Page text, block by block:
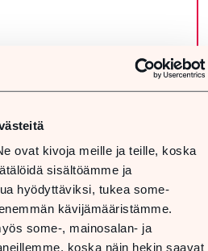
ovat kivoja meille ja teille, koska
sisältöämme ja
hyödyttäviksi, tukea some-
kävijämääristämme.
some-, mainosalan- ja
koska näin hekin saavat